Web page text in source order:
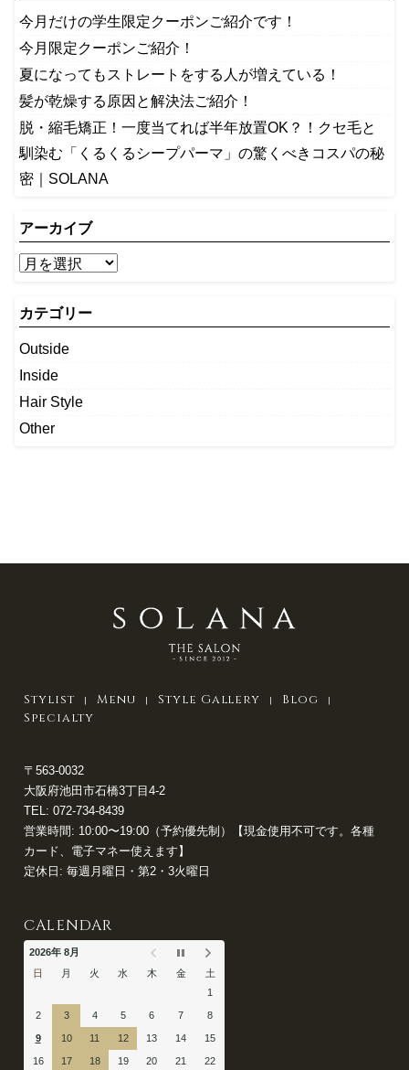
今月だけの学生限定クーポンご紹介です！
今月限定クーポンご紹介！
夏になってもストレートをする人が増えている！
髪が乾燥する原因と解決法ご紹介！
脱・縮毛矯正！一度当てれば半年放置OK？！クセ毛と
馴染む「くるくるシープパーマ」の驚くべきコスパの秘
密｜SOLANA
アーカイブ
カテゴリー
Outside
Inside
Hair Style
Other
Stylist Menu Style Gallery
Blog
Specialty
〒563-0032
大阪府池田市石橋3丁目4-2
TEL: 072-734-8439
営業時間: 10:00〜19:00（予約優先制）【現金使用不可です。各種
カード、電子マネー使えます】
定休日: 毎週月曜日・第2・3火曜日
CALENDAR
2026年 8月
日
月 火 水 木 金
土
1
2 3 4 5 6 7 8
9 10 11 12 13 14 15
16 17 18 19 20 21 22